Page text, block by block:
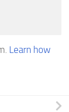
Learn how